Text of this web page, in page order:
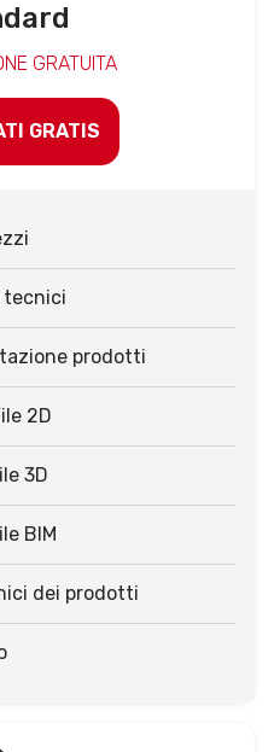
GRATUITA
GRATIS
tecnici
prodotti
2D
3D
BIM
dei prodotti